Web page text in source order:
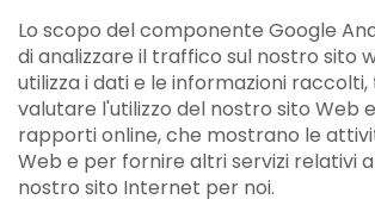
Lo scopo del componente Google
di analizzare il traffico sul nostro sito
utilizza i dati e le informazioni
valutare l'utilizzo del nostro sito Web
rapporti online, che mostrano le
Web e per fornire altri servizi relativi
nostro sito Internet per noi.